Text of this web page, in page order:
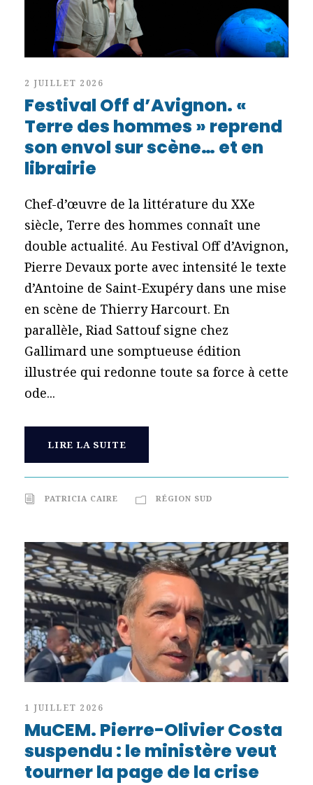
2 JUILLET 2026
Festival Off d’Avignon. «
Terre des hommes » reprend
son envol sur scène… et en
librairie
Chef-d’œuvre de la littérature du XXe
siècle, Terre des hommes connaît une
double actualité. Au Festival Off d’Avignon,
Pierre Devaux porte avec intensité le texte
d’Antoine de Saint-Exupéry dans une mise
en scène de Thierry Harcourt. En
parallèle, Riad Sattouf signe chez
Gallimard une somptueuse édition
illustrée qui redonne toute sa force à cette
ode...
LIRE LA SUITE
PATRICIA CAIRE RÉGION SUD
1 JUILLET 2026
MuCEM. Pierre-Olivier Costa
suspendu : le ministère veut
tourner la page de la crise